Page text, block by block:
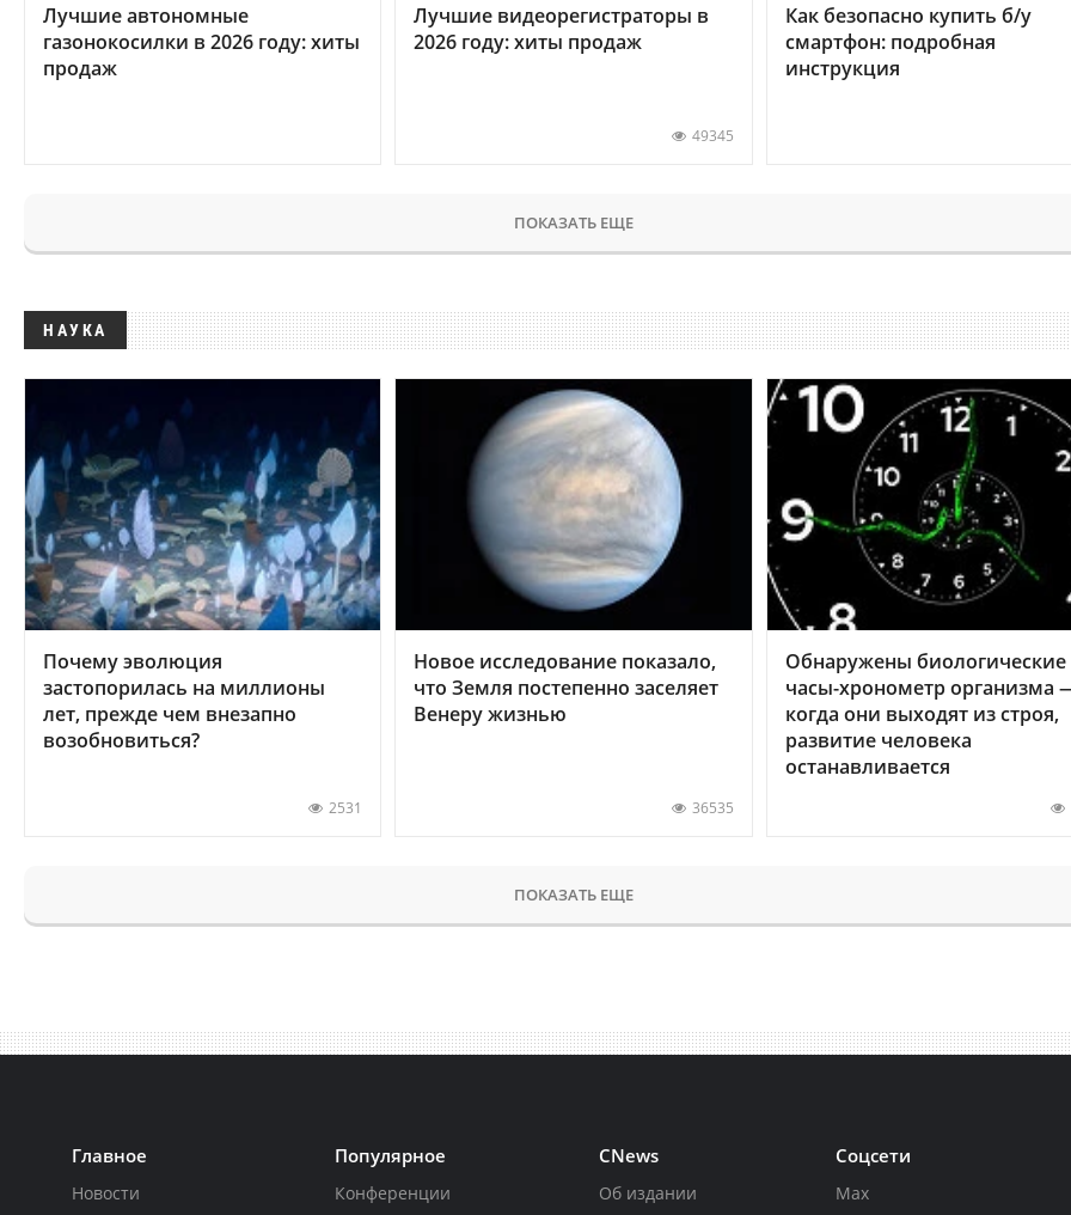
Лучшие автономные
газонокосилки в 2026 году: хиты
продаж
Лучшие видеорегистраторы в
2026 году: хиты продаж
49345
Как безопасно купить б/у
смартфон: подробная
инструкция
ПОКАЗАТЬ ЕЩЕ
НАУКА
Почему эволюция
застопорилась на миллионы
лет, прежде чем внезапно
возобновиться?
2531
Новое исследование показало,
что Земля постепенно заселяет
Венеру жизнью
36535
Обнаружены биологические
часы-хронометр организма
когда они выходят из строя,
развитие человека
останавливается
ПОКАЗАТЬ ЕЩЕ
Главное
Новости
Популярное
Конференции
CNews
Об издании
Соцсети
Max